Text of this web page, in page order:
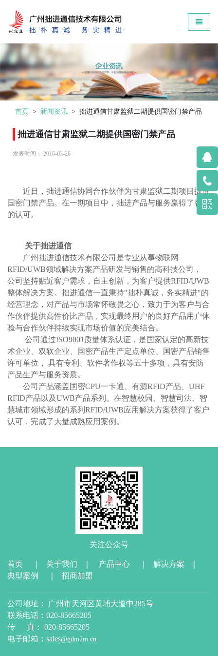
Zokin - go to homepage
Toggle
首页 > 新闻资讯 > 拙进通信甘肃监狱二期提供国密门禁产品
拙进通信甘肃监狱二期提供国密门禁产品
发表时间： 2016-03-26
近日，拙进通信协同合作伙伴为甘肃监狱二期项目提供
国密门禁产品。在一期项目中，拙进产品与服务赢得了客户
的认可。
关于拙进通信
广州拙进通信技术有限公司是专业从事物联网
RFID/UWB领域解决方案产品研发与销售的高科技公司，
公司坚持贴近客户需求，自主创新，为客户提供RFID/UWB
整体解决方案。拙进通信一直秉持"拙朴真诚，务实精进"的
经营理念，对产品与市场常怀敬畏之心，致力于为客户与合
作伙伴提供高性价比产品，实现最终用户的良好产品用户体
验与合作伙伴持续实现市场价值的完美结合。
公司通过ISO9001质量体系认证，是国家认定的高新技
术企业、双软企业、国密产品生产定点单位、国密产品销售
许可单位， 具有专利、软件著作权等五十多项，具有安防
产品生产与服务资质。
公司产品涵盖国密CPU一卡通、有源RFID产品、UHF
RFID产品以及UWB产品系列。在智慧校园、智慧司法、智
慧城市领域形成的系列RFID/UWB应用解决方案获得了客户
认可，完成了大量成熟应用案例。
关注公众号
首页 关于我们 产品中心 解决方案
典型案例
招商加盟
公司地址： 广州市天河区黄埔大道中285号
联系电话：020-85665205
传 真： 020-85665205
电子邮箱：sales@gdm2m.cn